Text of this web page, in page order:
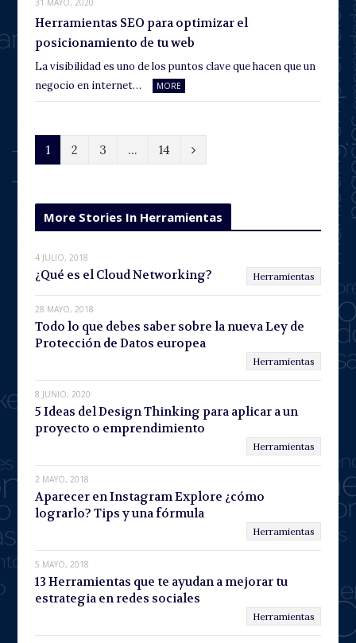
31 MAYO, 2020
Herramientas SEO para optimizar el
posicionamiento de tu web
La visibilidad es uno de los puntos clave que hacen que un
negocio en internet…
MORE
1 2 3 … 14
N
x
t
More Stories In Herramientas
4 JULIO, 2018
¿Qué es el Cloud Networking? Herramientas
28 MAYO, 2018
Todo lo que debes saber sobre la nueva Ley de
Protección de Datos europea
Herramientas
8 JUNIO, 2020
5 Ideas del Design Thinking para aplicar a un
proyecto o emprendimiento
Herramientas
2 MAYO, 2018
Aparecer en Instagram Explore ¿cómo
lograrlo? Tips y una fórmula
Herramientas
5 MAYO, 2018
13 Herramientas que te ayudan a mejorar tu
estrategia en redes sociales
Herramientas